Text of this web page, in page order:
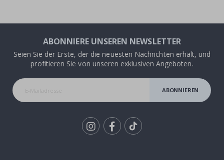
ABONNIERE UNSEREN NEWSLETTER
Seien Sie der Erste, der die neuesten Nachrichten erhält, und
profitieren Sie von unseren exklusiven Angeboten.
ABONNIEREN